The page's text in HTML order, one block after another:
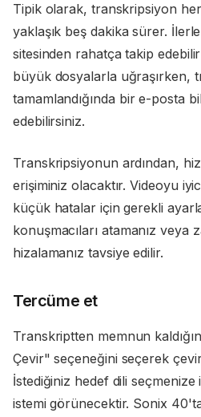
Tipik olarak, transkripsiyon
yaklaşık beş dakika sürer.
sitesinden rahatça takip
büyük dosyalarla uğraşırken,
tamamlandığında bir e-posta
edebilirsiniz.
Transkripsiyonun ardından,
erişiminiz olacaktır. Videoyu
küçük hatalar için gerekli
konuşmacıları atamanız veya
hizalamanız tavsiye edilir.
Tercüme et
Transkriptten memnun
Çevir" seçeneğini seçerek
İstediğiniz hedef dili
istemi görünecektir. Sonix